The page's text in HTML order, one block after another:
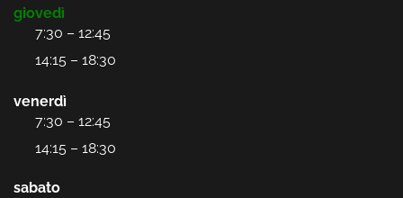
giovedì
7:30 – 12:45
14:15 – 18:30
venerdì
7:30 – 12:45
14:15 – 18:30
sabato